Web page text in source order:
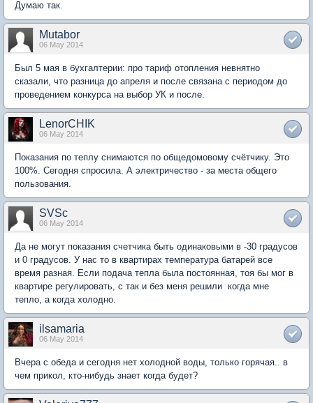
Думаю так.
Mutabor
06 May 2014
Был 5 мая в бухгалтерии: про тариф отопления невнятно
сказали, что разница до апреля и после связана с периодом до
проведением конкурса на выбор УК и после.
LenorCHIK
06 May 2014
Показания по теплу снимаются по общедомовому счётчику. Это
100%. Сегодня спросила. А электричество - за места общего
пользования.
SVSc
06 May 2014
Да не могут показания счетчика быть одинаковыми в -30 градусов
и 0 градусов. У нас то в квартирах температура батарей все
время разная. Если подача тепла была постоянная, тоя бы мог в
квартире регулировать, с так и без меня решили когда мне
тепло, а когда холодно.
ilsamaria
06 May 2014
Вчера с обеда и сегодня нет холодной воды, только горячая.. в
чем прикол, кто-нибудь знает когда будет?